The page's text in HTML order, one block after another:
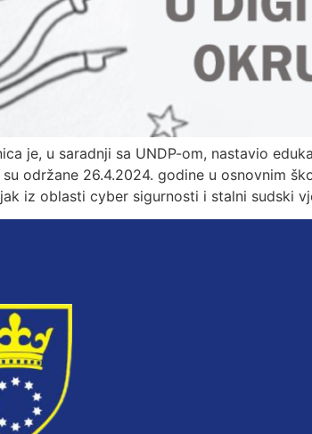
je, u saradnji sa UNDP-om, nastavio
održane 26.4.2024. godine u osnovnim
iz oblasti cyber sigurnosti i stalni sudski